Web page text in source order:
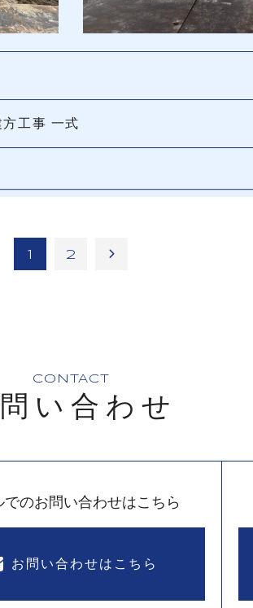
工事 一式
1 2
CONTACT
い合わせ
でのお問い合わせはこちら
お問い合わせはこちら